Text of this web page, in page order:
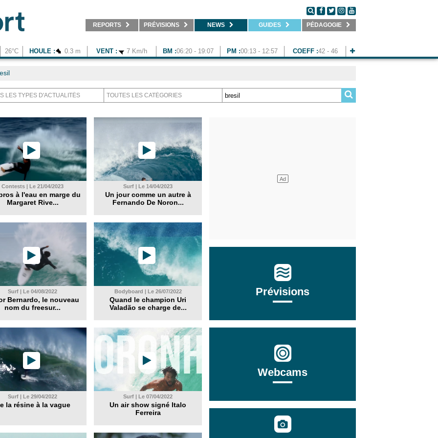
REPORTS PRÉVISIONS NEWS GUIDES PÉDAGOGIE
26°C HOULE : 0.3 m VENT : 7 Km/h BM :06:20 - 19:07 PM :00:13 - 12:57 COEFF :42 - 46
Contests | Le 21/04/2023
à l'eau en marge du
Margaret Rive...
Surf | Le 14/04/2023
Un jour comme un autre à
Fernando De Noron...
Surf | Le 04/08/2022
Bernardo, le nouveau
nom du freesur...
Bodyboard | Le 26/07/2022
Quand le champion Uri
Valadão se charge de...
Surf | Le 29/04/2022
la résine à la vague
Surf | Le 07/04/2022
Un air show signé Italo
Ferreira
Prévisions
Webcams